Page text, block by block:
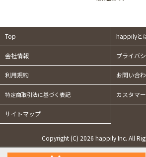
Top happilyと
会社情報 プライバ
利用規約 お問い合
特定商取引法に基づく表記 カスタマ
サイトマップ
Copyright (C) 2026 happily Inc. All